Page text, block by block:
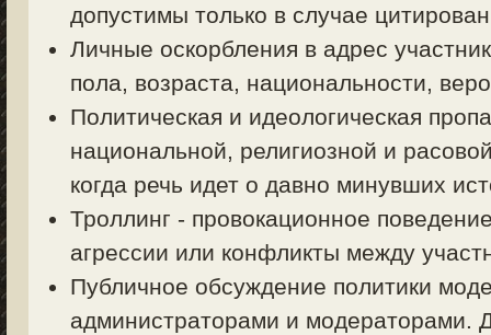
допустимы только в случае
Личные оскорбления в адрес
пола, возраста, национальности,
Политическая и идеологическая
национальной, религиозной и
когда речь идет о давно минувших
Троллинг - провокационное
агрессии или конфликты между
Публичное обсуждение политики
администраторами и модераторами.